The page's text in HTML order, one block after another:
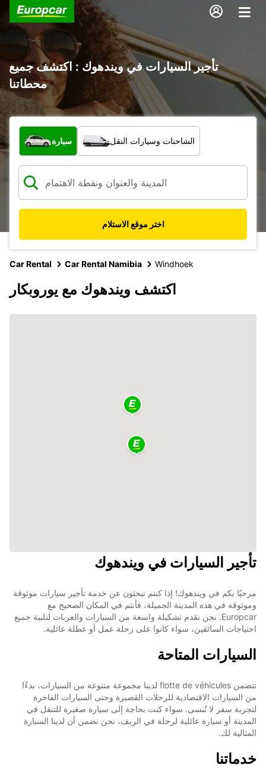
تأجير السيارات في ويندهوك : اكتشف جميع
محطاتنا
ما نوع المركبة؟
سيارة الشاحنات وسيارات النقل
اختر موقع الاستلام
Car Rental Car Rental Namibia Windhoek
اكتشف ويندهوك مع يوروبكار
تأجير السيارات في ويندهوك
مرحبًا بكم في ويندهوك! إذا كنتم تبحثون عن خدمة تأجير سيارات موثوقة
وموثوقة في هذه المدينة الجميلة، فأنتم في المكان الصحيح مع
Europcar. نحن نقدم تشكيلة واسعة من السيارات والعربات لتلبية جميع
احتياجات السائقين، سواء كانوا على رحلة عمل أو عطلة عائلية.
السيارات المتاحة
تتضمن flotte de véhicules لدينا مجموعة متنوعة من السيارات، بدءًا
من السيارات الاقتصادية للرحلات القصيرة وحتى السيارات الفاخرة
لتجربة سفر لا تُنسى. سواء كنت بحاجة إلى سيارة صغيرة للتنقل في
المدينة أو سيارة عائلية لرحلة في الريف، نحن نضمن أن لدينا السيارة
المثالية لك.
خدماتنا